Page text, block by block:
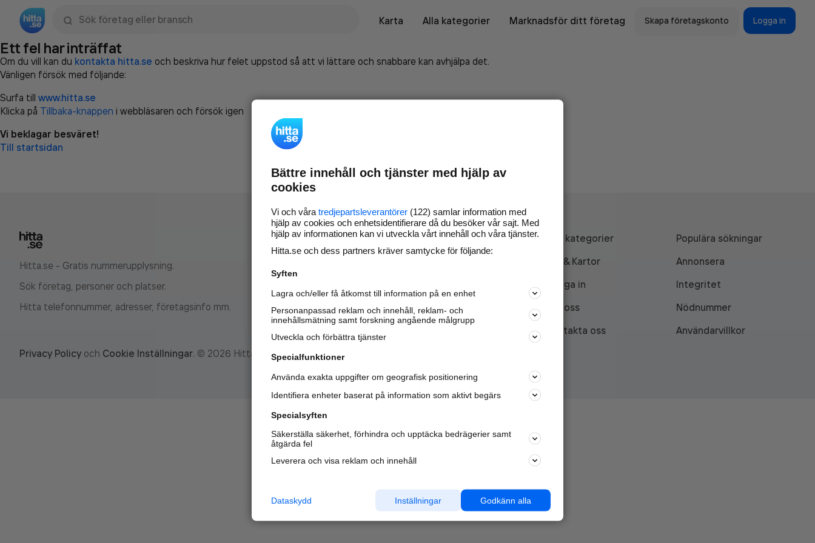
Karta
Alla kategorier Marknadsför ditt företag Skapa företagskonto Logga in
Ett fel har inträffat
Om du vill kan du kontakta hitta.se och beskriva hur felet uppstod så att vi lättare och snabbare kan avhjälpa det.
Vänligen försök med följande:
Surfa till www.hitta.se
Klicka på Tillbaka-knappen i webbläsaren och försök igen
Vi beklagar besväret!
Till startsidan
Hitta.se - Gratis nummerupplysning.
Sök företag, personer och platser.
Hitta telefonnummer, adresser, företagsinfo mm.
Marknadsför företaget på
nya kunder och
samarbetspartners nära dig.
Läs mer här
Alla kategorier
Populära sökningar
API & Kartor
Annonsera
Logga in
Integritet
Om oss
Nödnummer
Kontakta oss
Användarvillkor
Privacy Policy och Cookie Inställningar. © 2026 Hitta.se
Bättre innehåll och tjänster med hjälp av
cookies
Vi och våra tredjepartsleverantörer (122) samlar information med
hjälp av cookies och enhetsidentifierare då du besöker vår sajt. Med
hjälp av informationen kan vi utveckla vårt innehåll och våra tjänster.
Hitta.se och dess partners kräver samtycke för följande:
Syften
Lagra och/eller få åtkomst till information på en enhet
Personanpassad reklam och innehåll, reklam- och
innehållsmätning samt forskning angående målgrupp
Utveckla och förbättra tjänster
Specialfunktioner
Använda exakta uppgifter om geografisk positionering
Identifiera enheter baserat på information som aktivt begärs
Specialsyften
Säkerställa säkerhet, förhindra och upptäcka bedrägerier samt
åtgärda fel
Leverera och visa reklam och innehåll
Godkänn alla
Inställningar
Dataskydd